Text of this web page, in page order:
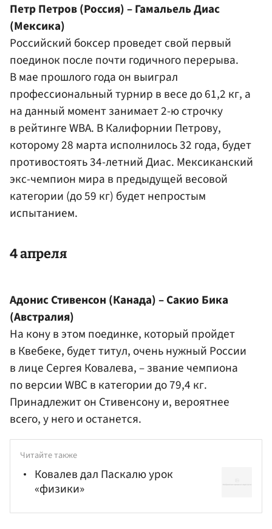
Петр Петров(Россия) – Гамальель Диас
(Мексика)
Российский боксер проведет свой первый
поединок после почти годичного перерыва.
В мае прошлого года он выиграл
профессиональный турнир в весе до 61,2 кг, а
на данный момент занимает 2-ю строчку
в рейтинге WBA. В Калифорнии Петрову,
которому 28 марта исполнилось 32 года, будет
противостоять 34-летний Диас. Мексиканский
экс-чемпион мира в предыдущей весовой
категории (до 59 кг) будет непростым
испытанием.
4 апреля
Адонис Стивенсон (Канада) – Сакио Бика
(Австралия)
На кону в этом поединке, который пройдет
в Квебеке, будет титул, очень нужный России
в лице Сергея Ковалева, – звание чемпиона
по версии WBC в категории до 79,4 кг.
Принадлежит он Стивенсону и, вероятнее
всего, у него и останется.
Читайте также
Ковалев дал Паскалю урок
«физики»